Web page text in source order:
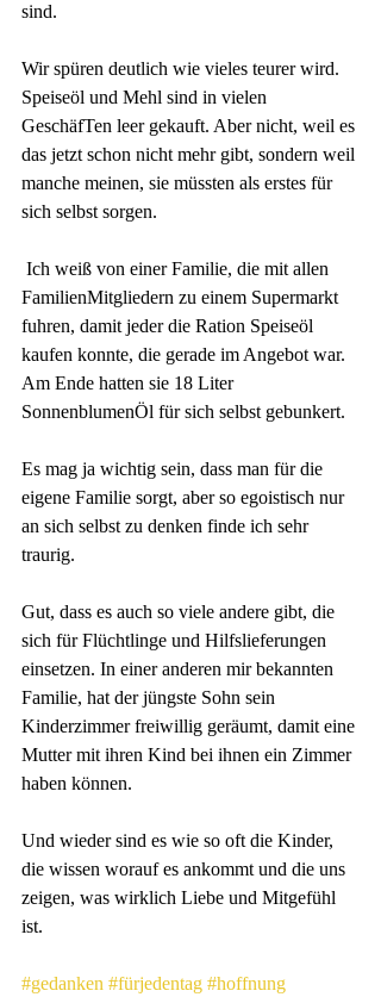
sind.
Wir spüren deutlich wie vieles teurer wird.
Speiseöl und Mehl sind in vielen
GeschäfTen leer gekauft. Aber nicht, weil es
das jetzt schon nicht mehr gibt, sondern weil
manche meinen, sie müssten als erstes für
sich selbst sorgen.
FamilienMitgliedern zu einem Supermarkt
fuhren, damit jeder die Ration Speiseöl
kaufen konnte, die gerade im Angebot war.
Am Ende hatten sie 18 Liter
SonnenblumenÖl für sich selbst gebunkert.
Es mag ja wichtig sein, dass man für die
eigene Familie sorgt, aber so egoistisch nur
an sich selbst zu denken finde ich sehr
traurig.
Gut, dass es auch so viele andere gibt, die
sich für Flüchtlinge und Hilfslieferungen
einsetzen. In einer anderen mir bekannten
Familie, hat der jüngste Sohn sein
Kinderzimmer freiwillig geräumt, damit eine
Mutter mit ihren Kind bei ihnen ein Zimmer
haben können.
Und wieder sind es wie so oft die Kinder,
die wissen worauf es ankommt und die uns
zeigen, was wirklich Liebe und Mitgefühl
ist.
#gedanken #fürjedentag #hoffnung